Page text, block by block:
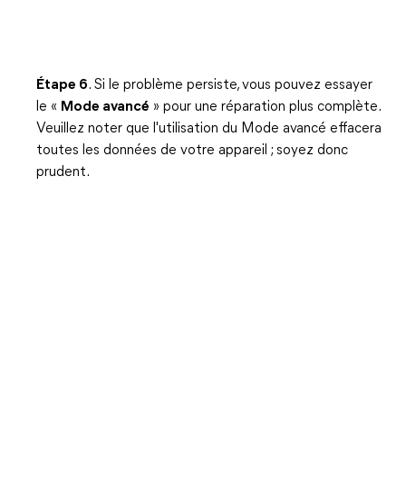
Étape 6. Si le problème persiste, vous pouvez essayer
le « Mode avancé » pour une réparation plus complète.
Veuillez noter que l'utilisation du Mode avancé effacera
toutes les données de votre appareil ; soyez donc
prudent.